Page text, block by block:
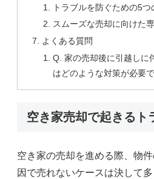
トラブルを防ぐための5つ
スムーズな売却に向けた
よくある質問
Q. 家の売却後に引越しに
はどのような対策が必要
空き家売却で起きるト
空き家の売却を進める際、物
因で売れないケースは決して